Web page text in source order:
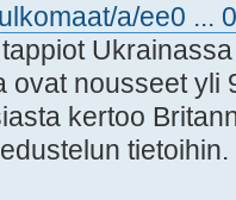
a/ee0 ...
ovat nousseet yli
kertoo
tietoihin.